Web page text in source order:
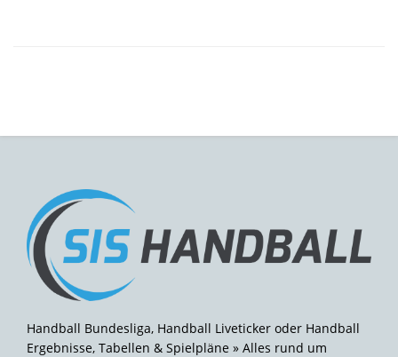
Handball Bundesliga, Handball Liveticker oder Handball
Ergebnisse, Tabellen & Spielpläne » Alles rund um